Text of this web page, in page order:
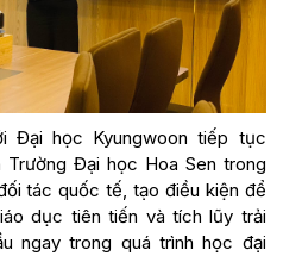
Đại học Kyungwoon tiếp tục
Đại học Hoa Sen trong
tác quốc tế, tạo điều kiện để
dục tiên tiến và tích lũy trải
ngay trong quá trình học đại